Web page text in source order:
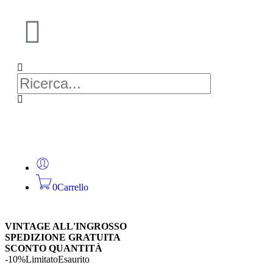
0Carrello
VINTAGE ALL'INGROSSO
SPEDIZIONE GRATUITA
SCONTO QUANTITÀ
-10%LimitatoEsaurito